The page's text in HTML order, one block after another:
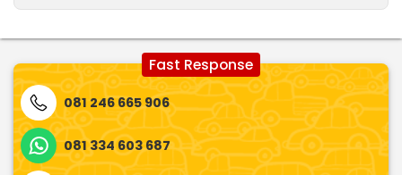
Fast Response
081 246 665 906
081 334 603 687